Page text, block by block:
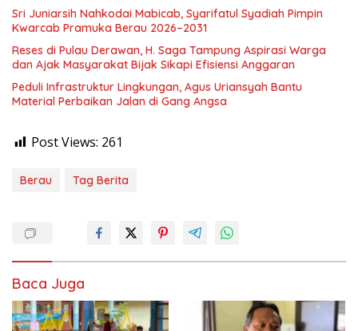
Sri Juniarsih Nahkodai Mabicab, Syarifatul Syadiah Pimpin
Kwarcab Pramuka Berau 2026–2031
Reses di Pulau Derawan, H. Saga Tampung Aspirasi Warga
dan Ajak Masyarakat Bijak Sikapi Efisiensi Anggaran
Peduli Infrastruktur Lingkungan, Agus Uriansyah Bantu
Material Perbaikan Jalan di Gang Angsa
Post Views: 261
Berau Tag Berita
Baca Juga